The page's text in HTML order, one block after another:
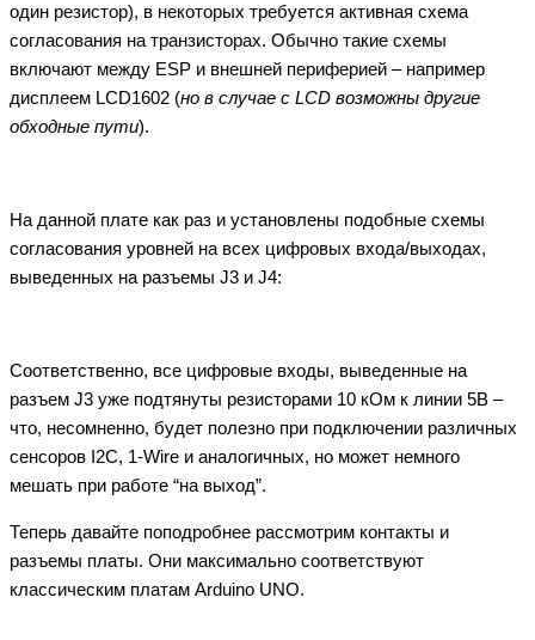
один резистор), в некоторых требуется активная схема
согласования на транзисторах. Обычно такие схемы
включают между ESP и внешней периферией – например
дисплеем LCD1602 (но в случае с LCD возможны другие
обходные пути).
На данной плате как раз и установлены подобные схемы
согласования уровней на всех цифровых входа/выходах,
выведенных на разъемы J3 и J4:
Соответственно, все цифровые входы, выведенные на
разъем J3 уже подтянуты резисторами 10 кОм к линии 5В –
что, несомненно, будет полезно при подключении различных
сенсоров I2C, 1-Wire и аналогичных, но может немного
мешать при работе “на выход”.
Теперь давайте поподробнее рассмотрим контакты и
разъемы платы. Они максимально соответствуют
классическим платам Arduino UNO.